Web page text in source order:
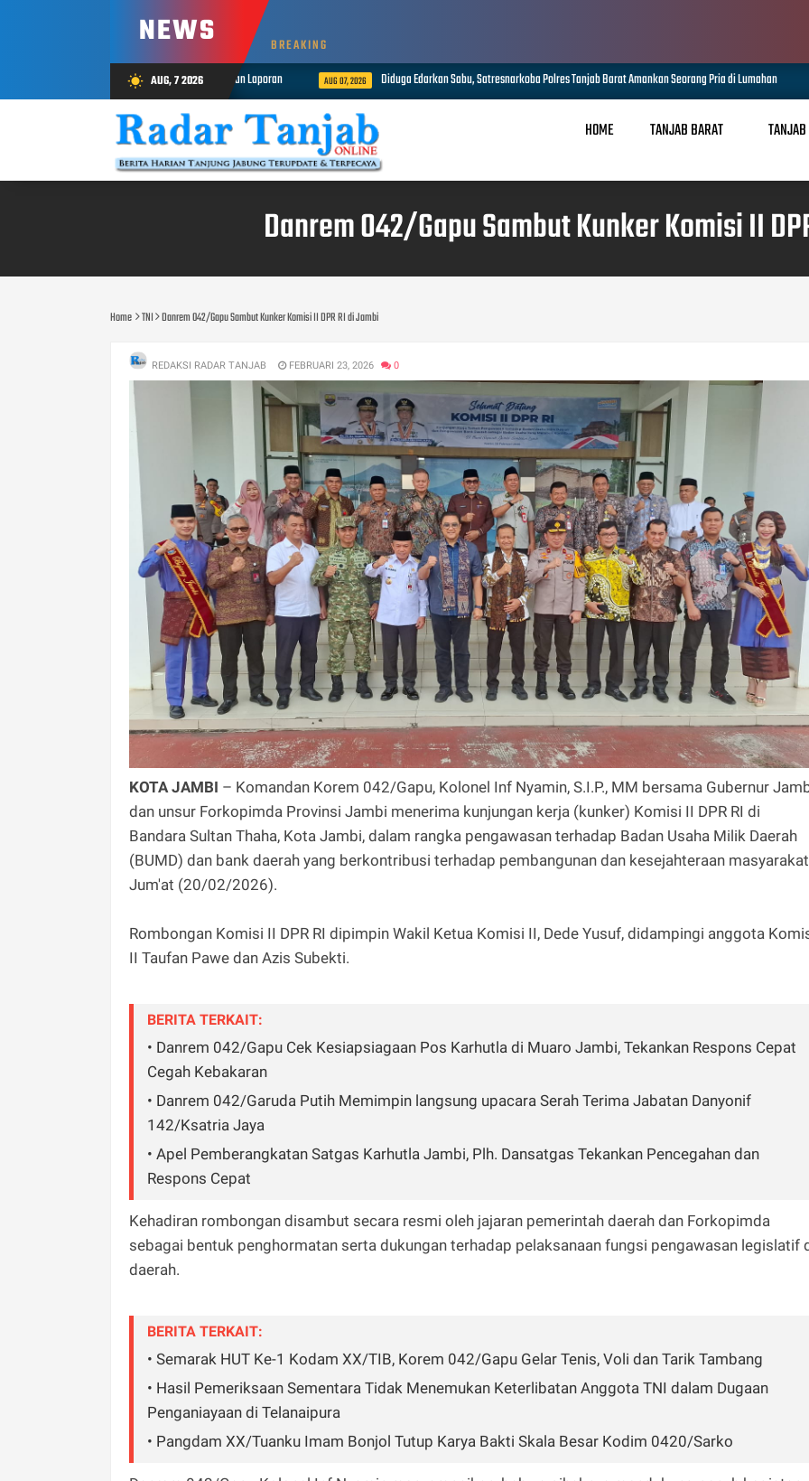
NEWS BREAKING
wb_sunny AUG, 7 2026
Jambi Peringkat 3 Nasional Penyelesaian Laporan AUG 07, 2026 Diduga Edarkan Sabu, Satresnarkoba Polres Tanjab Barat Amankan Seorang Pria di Lumahan
HOME TANJAB BARAT
Danrem 042/Gapu Sambut Kunker Komisi II
Home TNI Danrem 042/Gapu Sambut Kunker Komisi II DPR RI di Jambi
REDAKSI RADAR TANJAB FEBRUARI 23, 2026 0
KOTA JAMBI – Komandan Korem 042/Gapu, Kolonel Inf Nyamin, S.I.P., MM bersama Gubernur
dan unsur Forkopimda Provinsi Jambi menerima kunjungan kerja (kunker) Komisi II DPR RI di
Bandara Sultan Thaha, Kota Jambi, dalam rangka pengawasan terhadap Badan Usaha Milik Daerah
(BUMD) dan bank daerah yang berkontribusi terhadap pembangunan dan kesejahteraan
Jum'at (20/02/2026).
Rombongan Komisi II DPR RI dipimpin Wakil Ketua Komisi II, Dede Yusuf, didampingi anggota
II Taufan Pawe dan Azis Subekti.
BERITA TERKAIT:
• Danrem 042/Gapu Cek Kesiapsiagaan Pos Karhutla di Muaro Jambi, Tekankan Respons Cepat
Cegah Kebakaran
• Danrem 042/Garuda Putih Memimpin langsung upacara Serah Terima Jabatan Danyonif
142/Ksatria Jaya
• Apel Pemberangkatan Satgas Karhutla Jambi, Plh. Dansatgas Tekankan Pencegahan dan
Respons Cepat
Kehadiran rombongan disambut secara resmi oleh jajaran pemerintah daerah dan Forkopimda
sebagai bentuk penghormatan serta dukungan terhadap pelaksanaan fungsi pengawasan legislatif
daerah.
BERITA TERKAIT:
• Semarak HUT Ke-1 Kodam XX/TIB, Korem 042/Gapu Gelar Tenis, Voli dan Tarik Tambang
• Hasil Pemeriksaan Sementara Tidak Menemukan Keterlibatan Anggota TNI dalam Dugaan
Penganiayaan di Telanaipura
• Pangdam XX/Tuanku Imam Bonjol Tutup Karya Bakti Skala Besar Kodim 0420/Sarko